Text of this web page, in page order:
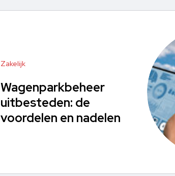
Zakelijk
Wagenparkbeheer
uitbesteden: de
voordelen en nadelen